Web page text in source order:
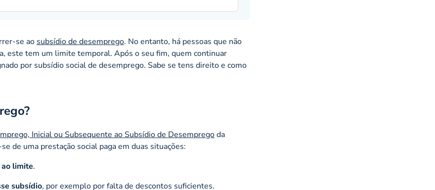
se ao subsídio de desemprego. No entanto, há pessoas que não
este tem um limite temporal. Após o seu fim, quem continuar
por subsídio social de desemprego. Sabe se tens direito e como
Inicial ou Subsequente ao Subsídio de Desempregoda
de uma prestação social paga em duas situações:
limite.
subsídio, por exemplo por falta de descontos suficientes.